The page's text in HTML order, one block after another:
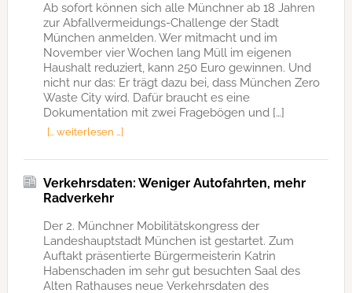
Ab sofort können sich alle Münchner ab 18 Jahren
zur Abfallvermeidungs-Challenge der Stadt
München anmelden. Wer mitmacht und im
November vier Wochen lang Müll im eigenen
Haushalt reduziert, kann 250 Euro gewinnen. Und
nicht nur das: Er trägt dazu bei, dass München Zero
Waste City wird. Dafür braucht es eine
Dokumentation mit zwei Fragebögen und […]
[… weiterlesen …]
Verkehrsdaten: Weniger Autofahrten, mehr
Radverkehr
Der 2. Münchner Mobilitätskongress der
Landeshauptstadt München ist gestartet. Zum
Auftakt präsentierte Bürgermeisterin Katrin
Habenschaden im sehr gut besuchten Saal des
Alten Rathauses neue Verkehrsdaten des